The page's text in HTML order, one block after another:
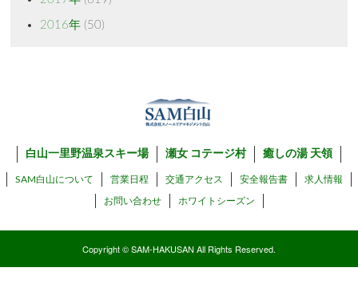
2016年(50)
白山一里野温泉スキー場 瀬女 コテージ村 癒しの湯 天領
SAM白山について 営業日程 交通アクセス 安全報告書 求人情報
お問い合わせ ホワイトシーズン
Copyright © SAM-HAKUSAN All Rights Reserved.